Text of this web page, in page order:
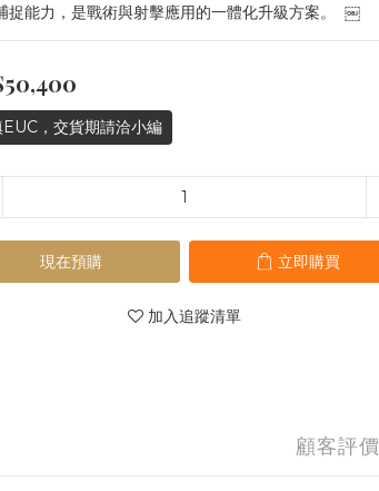
捉能力，是戰術與射擊應用的一體化升級方案。  ￼
EUC，交貨期請洽小編
現在預購 立即購買
加入追蹤清單
顧客評價